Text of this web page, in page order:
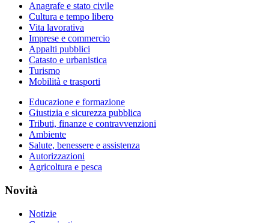
Anagrafe e stato civile
Cultura e tempo libero
Vita lavorativa
Imprese e commercio
Appalti pubblici
Catasto e urbanistica
Turismo
Mobilità e trasporti
Educazione e formazione
Giustizia e sicurezza pubblica
Tributi, finanze e contravvenzioni
Ambiente
Salute, benessere e assistenza
Autorizzazioni
Agricoltura e pesca
Novità
Notizie